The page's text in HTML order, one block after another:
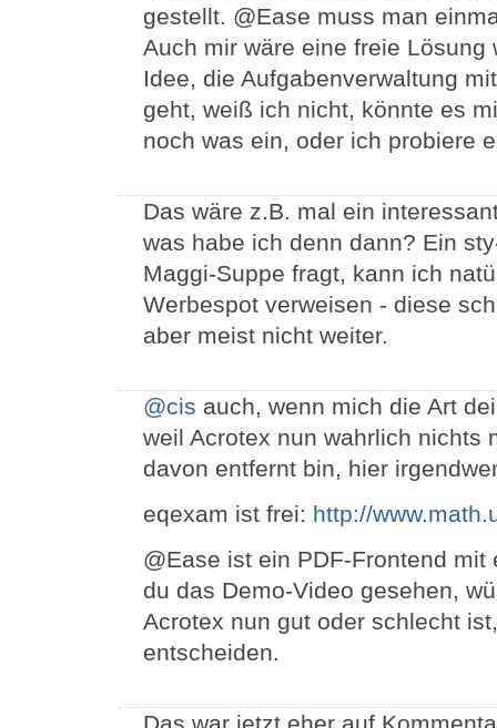
gestellt. @Ease muss man
Auch mir wäre eine freie
Idee, die Aufgabenverwaltung
geht, weiß ich nicht, könnte es
noch was ein, oder ich probiere
Das wäre z.B. mal ein
was habe ich denn dann? Ein
Maggi-Suppe fragt, kann ich
Werbespot verweisen - diese
aber meist nicht weiter.
@cis auch, wenn mich die Art
weil Acrotex nun wahrlich nichts
davon entfernt bin, hier
eqexam ist frei: http://
@Ease ist ein PDF-Frontend
du das Demo-Video gesehen,
Acrotex nun gut oder schlecht
entscheiden.